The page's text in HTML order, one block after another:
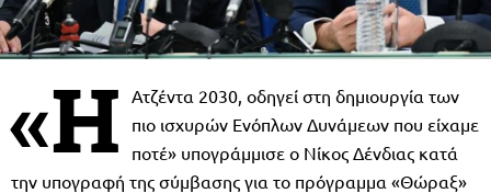
«Η
Ατζέντα 2030, οδηγεί στη δημιουργία των
πιο ισχυρών Ενόπλων Δυνάμεων που είχαμε
ποτέ» υπογράμμισε ο Νίκος Δένδιας κατά
την υπογραφή της σύμβασης για το πρόγραμμα «Θώραξ»